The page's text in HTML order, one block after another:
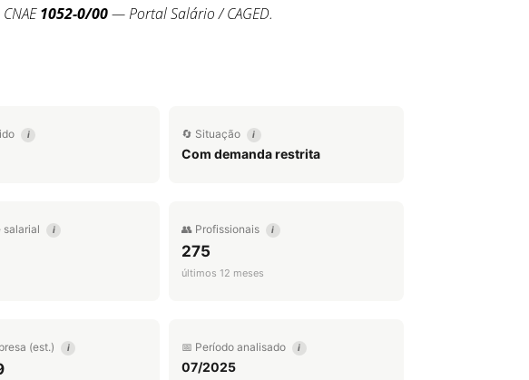
1052-0/00— Portal Salário / CAGED.
i 🔄 Situação i
Com demanda restrita
salarial i 👥 Profissionais i
275
últimos 12 meses
(est.) i 📅 Período analisado i
07/2025